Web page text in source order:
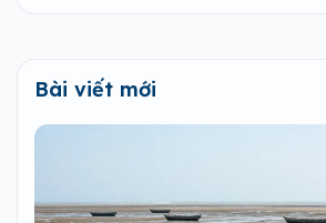
Bài viết mới